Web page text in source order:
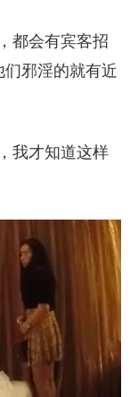
都会有宾客招
邪淫的就有近
我才知道这样